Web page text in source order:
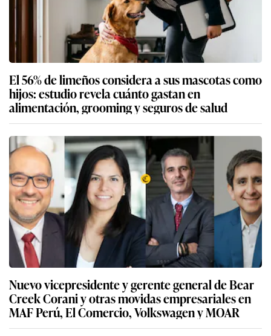
El 56% de limeños considera a sus mascotas como
hijos: estudio revela cuánto gastan en
alimentación, grooming y seguros de salud
Nuevo vicepresidente y gerente general de Bear
Creek Corani y otras movidas empresariales en
MAF Perú, El Comercio, Volkswagen y MOAR